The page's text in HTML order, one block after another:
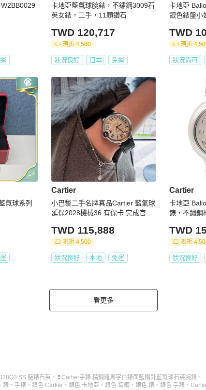
卡地亞藍氣球腕錶，不鏽鋼3009石
英女錶，二手，11顆鑽石
TWD 120,717
現折 4,500
狀況良好 日本 免運
卡地亞
銀色錶盤小
TWD
現折
狀況尚可
氣球系列
Cartier
小巴黎二手名牌真品Cartier 藍氣球
延保2028機械36 有保卡 完成官網
TWD 115,888
現折 4,500
狀況良好 本地 免運
Cartier
卡地亞
錶，不鏽鋼
TWD
現折
狀況良好
看更多
SS 腕錶石英 、 ❣Cartier手錶 精鋼羅馬字白錶面藍鋼針藍氣球石英腕錶 、
錶 、 手錶 、 銀色 Cartier 、 銀色 卡地亞 、 銀色 精鋼 、 銀色 錶 、 銀色 手錶 、